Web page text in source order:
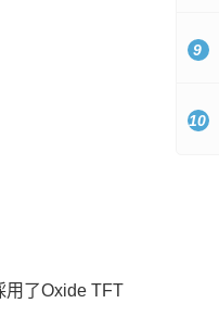
用了Oxide TFT
9
10